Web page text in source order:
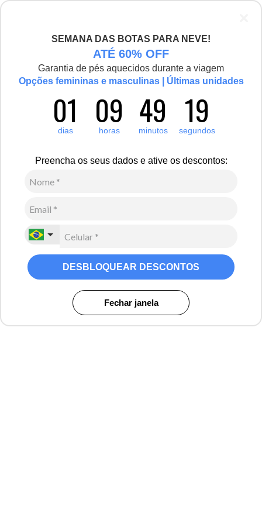
SEMANA DAS BOTAS PARA NEVE!
ATÉ 60% OFF
Garantia de pés aquecidos durante a viagem
Opções femininas e masculinas | Últimas unidades
01
dias 09
horas 49
minutos 19
segundos
Preencha os seus dados e ative os descontos:
DESBLOQUEAR DESCONTOS
Fechar janela